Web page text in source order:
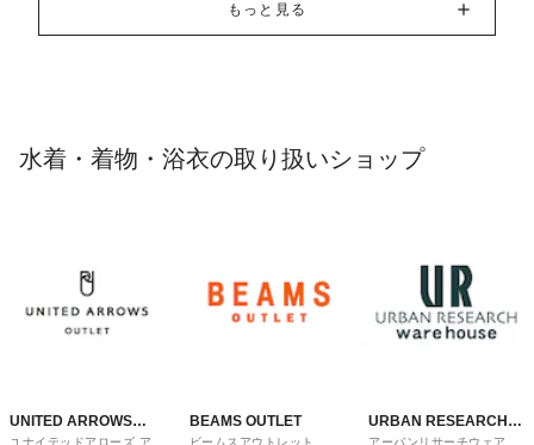
もっと見る
水着・着物・浴衣の取り扱いショップ
UNITED ARROWS
ユナイテッドアローズ アウ
BEAMS OUTLET
ビームスアウトレット
URBAN RESEARCH
アーバンリサーチウェアハ